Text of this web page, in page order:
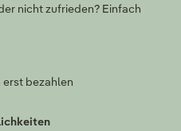
nicht zufrieden? Einfach
erst bezahlen